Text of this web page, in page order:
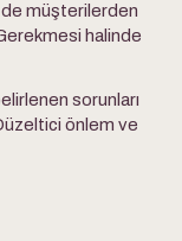
müşterilerden
halinde
sorunları
önlem ve